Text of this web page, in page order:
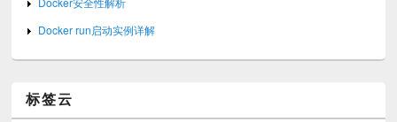
Docker run启动实例详解
标签云